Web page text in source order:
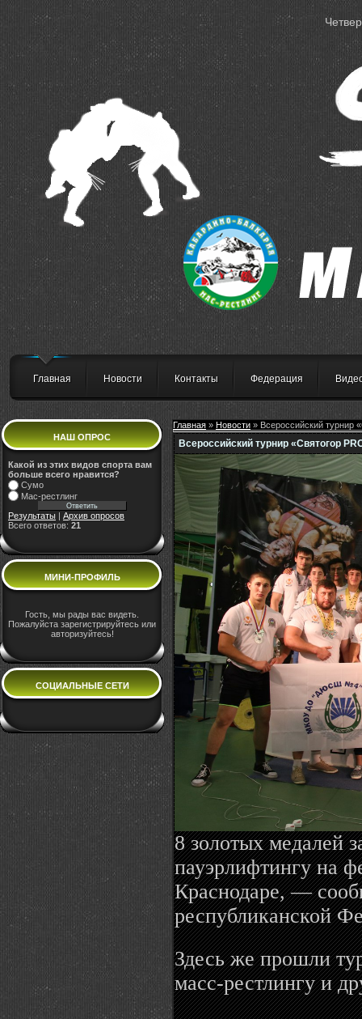
Главная Новости Контакты Федерация
НАШ ОПРОС
Какой из этих видов спорта вам
больше всего нравится?
Сумо
Мас-рестлинг
Результаты
Архив опросов
Всего ответов: 21
МИНИ-ПРОФИЛЬ
Гость, мы рады вас видеть.
Пожалуйста зарегистрируйтесь или
авторизуйтесь!
СОЦИАЛЬНЫЕ СЕТИ
Главная » Новости » Всероссийский турнир
Всероссийский турнир «Святогор
8 золотых медалей
пауэрлифтингу на
Краснодаре, —
республиканской
Здесь же прошли
масс-рестлингу и